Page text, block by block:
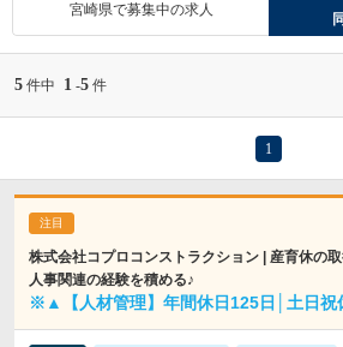
宮崎県で募集中の求人
5 件中 1 -5 件
1
株式会社コプロコンストラクション | 産育休の
人事関連の経験を積める♪
※▲【人材管理】年間休日125日│土日祝